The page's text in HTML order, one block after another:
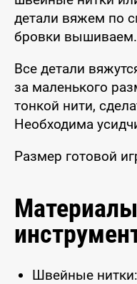
детали вяжем по
бровки вышиваем.
Все детали
за маленького
тонкой нити,
Необходима
Размер готовой
Швейные